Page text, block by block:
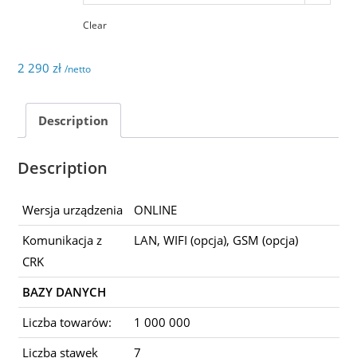
Clear
2 290zł /netto
Description
Description
Wersja urządzenia
ONLINE
Komunikacja z
CRK
LAN, WIFI (opcja), GSM (opcja)
BAZY DANYCH
Liczba towarów:
1 000 000
Liczba stawek
7